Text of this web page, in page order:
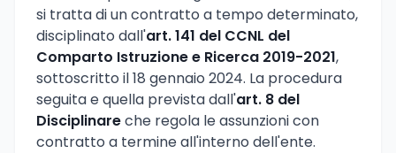
si tratta di un contratto a tempo determinato,
disciplinato dall'art. 141 del CCNL del
Comparto Istruzione e Ricerca 2019-2021,
sottoscritto il 18 gennaio 2024. La procedura
seguita e quella prevista dall'art. 8 del
Disciplinareche regola le assunzioni con
contratto a termine all'interno dell'ente.